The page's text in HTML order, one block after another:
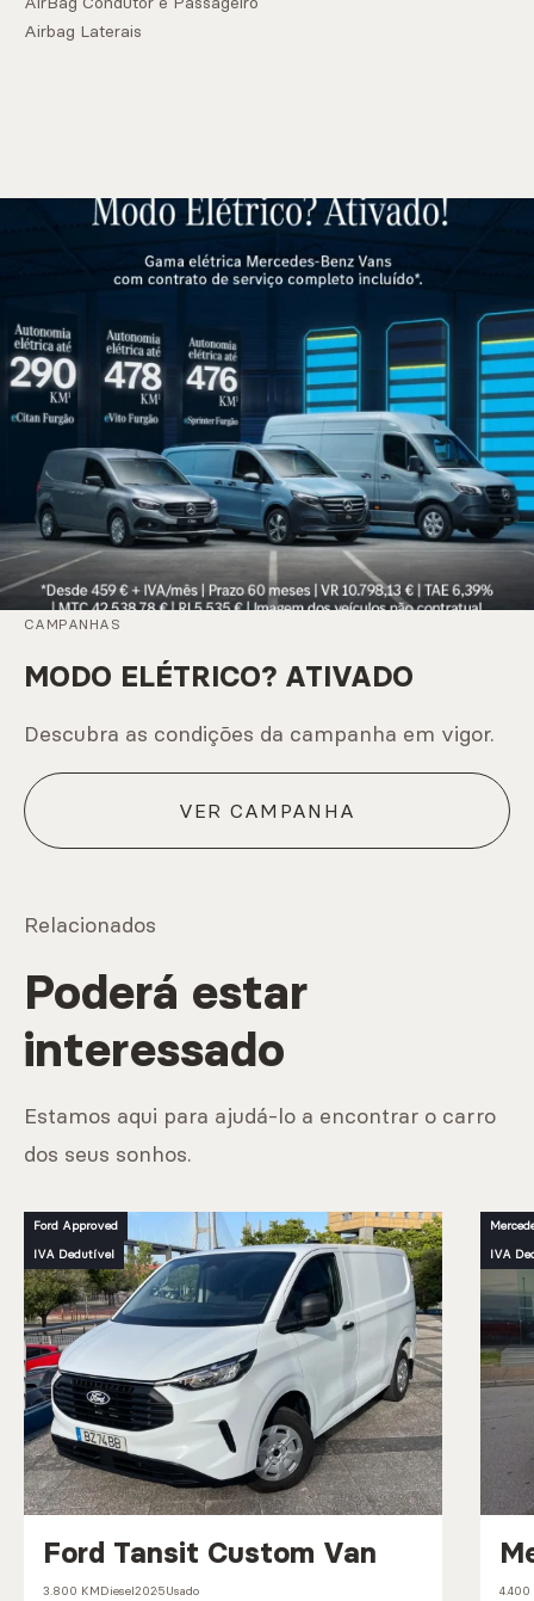
Airbag Laterais
CAMPANHAS
MODO ELÉTRICO? ATIVADO
Descubra as condições da campanha em vigor.
VER CAMPANHA
Relacionados
Poderá estar
interessado
Estamos aqui para ajudá-lo a encontrar o carro
dos seus sonhos.
Ford Approved
IVA Dedutível
Ford Tansit Custom Van
3.800 KMDiesel2025Usado
IVA
4.400